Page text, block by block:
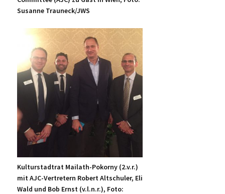
Susanne Trauneck/JWS
Kulturstadtrat Mailath-Pokorny (2.v.r.)
mit AJC-Vertretern Robert Altschuler, Eli
Wald und Bob Ernst (v.l.n.r.), Foto: